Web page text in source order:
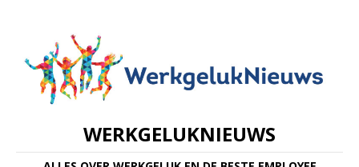
WERKGELUKNIEUWS